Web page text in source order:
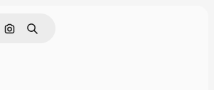
Nach Bild suchen
Suchen